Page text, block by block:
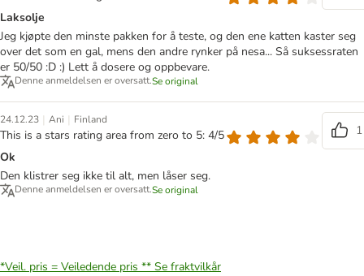
Laksolje
Jeg kjøpte den minste pakken for å teste, og den ene katten kaster seg
over det som en gal, mens den andre rynker på nesa... Så suksessraten
er 50/50 :D :) Lett å dosere og oppbevare.
Denne anmeldelsen er oversatt.Se original
24.12.23 | Ani | Finland
This is a stars rating area from zero to 5: 4/5
1
Ok
Den klistrer seg ikke til alt, men låser seg.
Denne anmeldelsen er oversatt.Se original
*Veil. pris = Veiledende pris ** Se fraktvilkår